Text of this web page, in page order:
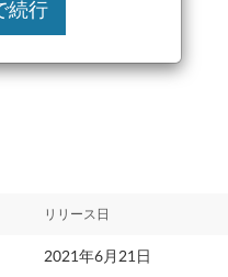
リリース日
2021年6月21日
続行